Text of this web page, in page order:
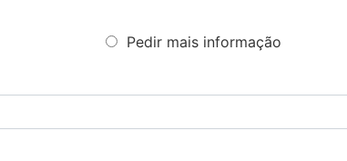
Pedir mais informação